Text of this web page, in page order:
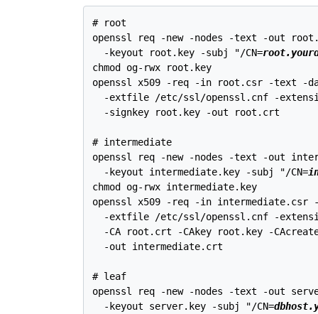
# root
openssl req -new -nodes -text -out
  -keyout root.key -subj "/CN=
chmod og-rwx root.key
openssl x509 -req -in root.csr -text -
-extfile /etc/ssl/openssl.cnf -
  -signkey root.key -out root.crt
# intermediate
openssl req -new -nodes -text -out
  -keyout intermediate.key -subj "/CN=
chmod og-rwx intermediate.key
openssl x509 -req -in intermediate.csr
-extfile /etc/ssl/openssl.cnf -
-CA root.crt -CAkey root.key -
  -out intermediate.crt
# leaf
openssl req -new -nodes -text -out
  -keyout server.key -subj "/CN=